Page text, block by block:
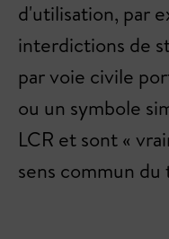
d'utilisation, par
interdictions de
par voie civile
ou un symbole
LCR et sont «
sens commun du